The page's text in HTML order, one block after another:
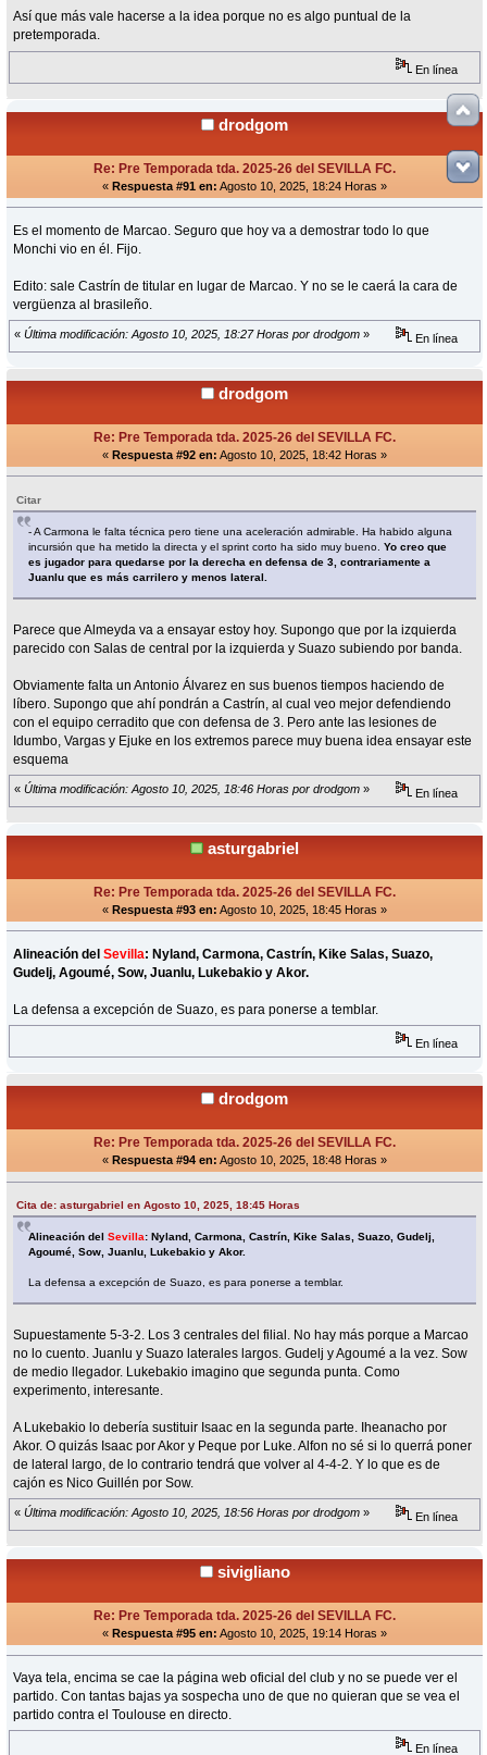
Así que más vale hacerse a la idea porque no es algo puntual de la
pretemporada.
En línea
drodgom
Re: Pre Temporada tda. 2025-26 del SEVILLA FC.
« Respuesta #91 en: Agosto 10, 2025, 18:24 Horas »
Es el momento de Marcao. Seguro que hoy va a demostrar todo lo que
Monchi vio en él. Fijo.
Edito: sale Castrín de titular en lugar de Marcao. Y no se le caerá la cara de
vergüenza al brasileño.
« Última modificación: Agosto 10, 2025, 18:27 Horas por drodgom » En línea
drodgom
Re: Pre Temporada tda. 2025-26 del SEVILLA FC.
« Respuesta #92 en: Agosto 10, 2025, 18:42 Horas »
Citar
- A Carmona le falta técnica pero tiene una aceleración admirable. Ha habido alguna
incursión que ha metido la directa y el sprint corto ha sido muy bueno.Yo creo que
es jugador para quedarse por la derecha en defensa de 3, contrariamente a
Juanlu que es más carrilero y menos lateral.
Parece que Almeyda va a ensayar estoy hoy. Supongo que por la izquierda
parecido con Salas de central por la izquierda y Suazo subiendo por banda.
Obviamente falta un Antonio Álvarez en sus buenos tiempos haciendo de
líbero. Supongo que ahí pondrán a Castrín, al cual veo mejor defendiendo
con el equipo cerradito que con defensa de 3. Pero ante las lesiones de
Idumbo, Vargas y Ejuke en los extremos parece muy buena idea ensayar este
esquema
« Última modificación: Agosto 10, 2025, 18:46 Horas por drodgom » En línea
asturgabriel
Re: Pre Temporada tda. 2025-26 del SEVILLA FC.
« Respuesta #93 en: Agosto 10, 2025, 18:45 Horas »
Alineación delSevilla: Nyland, Carmona, Castrín, Kike Salas, Suazo,
Gudelj, Agoumé, Sow, Juanlu, Lukebakio y Akor.
La defensa a excepción de Suazo, es para ponerse a temblar.
En línea
drodgom
Re: Pre Temporada tda. 2025-26 del SEVILLA FC.
« Respuesta #94 en: Agosto 10, 2025, 18:48 Horas »
Cita de: asturgabriel en Agosto 10, 2025, 18:45 Horas
Alineación delSevilla: Nyland, Carmona, Castrín, Kike Salas, Suazo, Gudelj,
Agoumé, Sow, Juanlu, Lukebakio y Akor.
La defensa a excepción de Suazo, es para ponerse a temblar.
Supuestamente 5-3-2. Los 3 centrales del filial. No hay más porque a Marcao
no lo cuento. Juanlu y Suazo laterales largos. Gudelj y Agoumé a la vez. Sow
de medio llegador. Lukebakio imagino que segunda punta. Como
experimento, interesante.
A Lukebakio lo debería sustituir Isaac en la segunda parte. Iheanacho por
Akor. O quizás Isaac por Akor y Peque por Luke. Alfon no sé si lo querrá poner
de lateral largo, de lo contrario tendrá que volver al 4-4-2. Y lo que es de
cajón es Nico Guillén por Sow.
« Última modificación: Agosto 10, 2025, 18:56 Horas por drodgom » En línea
sivigliano
Re: Pre Temporada tda. 2025-26 del SEVILLA FC.
« Respuesta #95 en: Agosto 10, 2025, 19:14 Horas »
Vaya tela, encima se cae la página web oficial del club y no se puede ver el
partido. Con tantas bajas ya sospecha uno de que no quieran que se vea el
partido contra el Toulouse en directo.
En línea